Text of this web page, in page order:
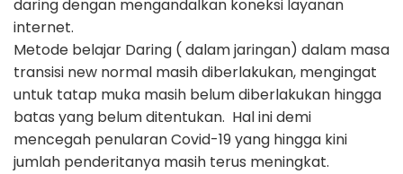
daring dengan mengandalkan koneksi layanan
internet.
Metode belajar Daring ( dalam jaringan) dalam masa
transisi new normal masih diberlakukan, mengingat
untuk tatap muka masih belum diberlakukan hingga
batas yang belum ditentukan. Hal ini demi
mencegah penularan Covid-19 yang hingga kini
jumlah penderitanya masih terus meningkat.